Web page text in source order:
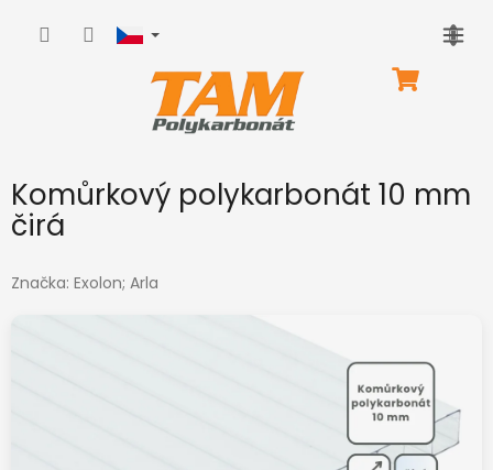
NÁKUPNÍ
Komůrkový polykarbonát 10 mm
čirá
Značka: Exolon; Arla